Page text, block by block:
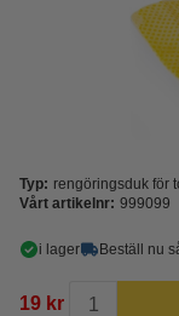
Typ: rengöringsduk för
Vårt artikelnr: 999099
i lager Beställ nu
19 kr